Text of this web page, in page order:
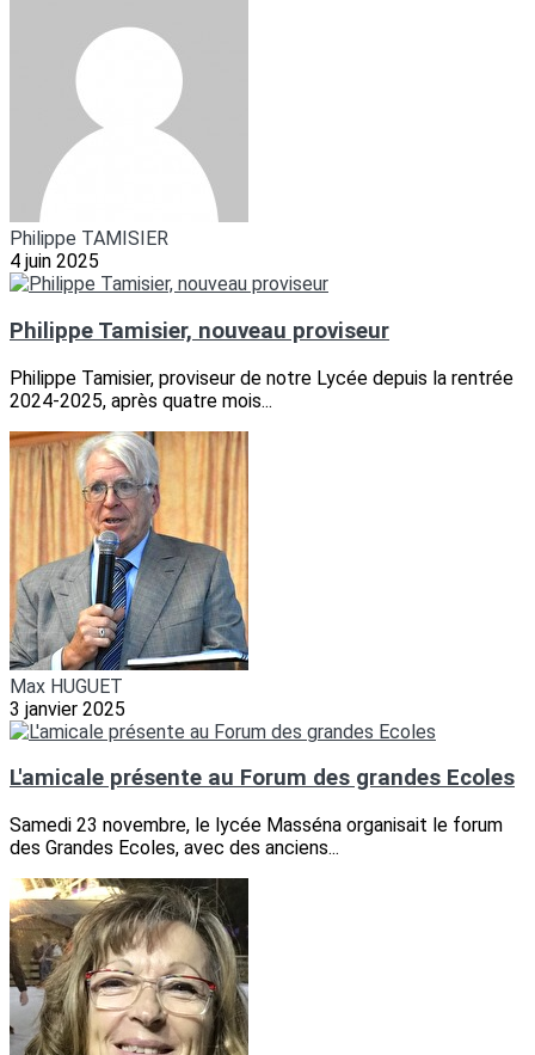
Philippe TAMISIER
4 juin 2025
Philippe Tamisier, nouveau proviseur
Philippe Tamisier, proviseur de notre Lycée depuis la rentrée
2024-2025, après quatre mois...
Max HUGUET
3 janvier 2025
L'amicale présente au Forum des grandes Ecoles
Samedi 23 novembre, le lycée Masséna organisait le forum
des Grandes Ecoles, avec des anciens...